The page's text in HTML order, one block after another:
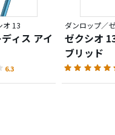
オ 13
ィス アイ
6.3
ダンロップ／
ゼクシオ
ブリッド